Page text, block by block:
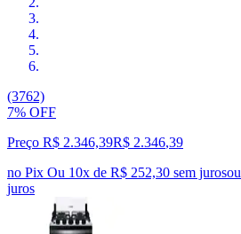
(3762)
7% OFF
Preço R$ 2.346,39R$ 2.346,39
no Pix Ou 10x de R$ 252,30 sem jurosou
juros